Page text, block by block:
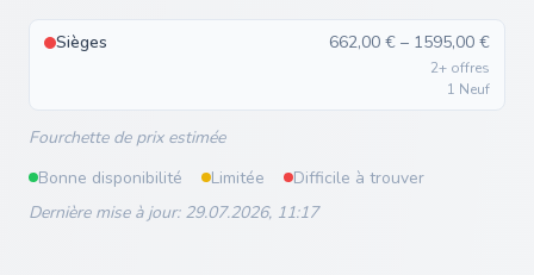
Sièges 662,00 € – 1595,00 €
2+ offres
1 Neuf
Fourchette de prix estimée
Bonne disponibilité
Limitée
Difficile à trouver
Dernière mise à jour: 29.07.2026, 11:17